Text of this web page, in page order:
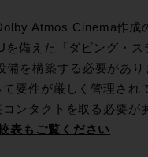
Atmos Cinema作成
を備えた「ダビング・ス
備を構築する必要があり
要件が厳しく管理され
ンタクトを取る必要が
表もご覧ください